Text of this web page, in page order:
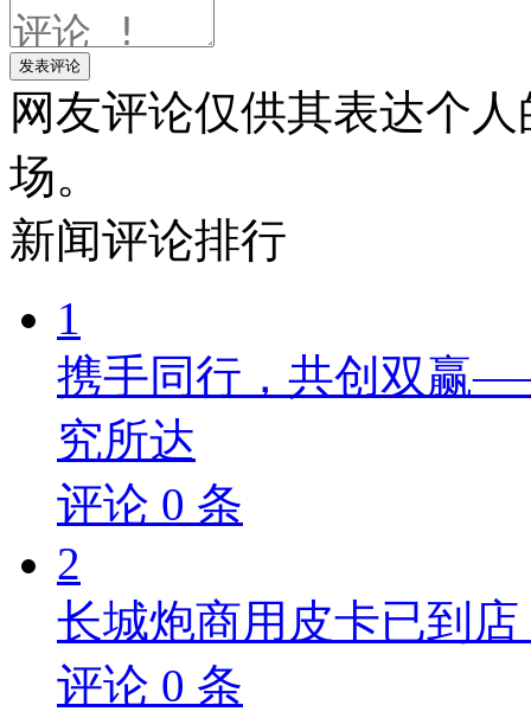
发表评论
网友评论仅供其表达个
场。
新闻评论排行
1
携手同行，共创双赢
究所达
评论 0 条
2
长城炮商用皮卡已到
评论 0 条